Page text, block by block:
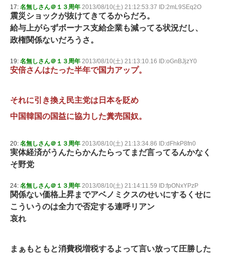
17: 名無しさん＠１３周年 2013/08/10(土) 21:12:53.37 ID:2mL9SEq2O
震災ショックが抜けてきてるからだろ。
給与上がらずボーナス支給企業も減ってる状況だし、
政権関係ないだろうさ。
19: 名無しさん＠１３周年 2013/08/10(土) 21:13:10.16 ID:oGnBJjzY0
安倍さんはたった半年で国力アップ。
それに引き換え民主党は日本を貶め
中国韓国の国益に協力した糞売国奴。
20: 名無しさん＠１３周年 2013/08/10(土) 21:13:34.86 ID:dFhkP8fn0
実体経済がうんたらかんたらってまだ言ってるんかなく
そ野党
24: 名無しさん＠１３周年 2013/08/10(土) 21:14:11.59 ID:fpONxYPzP
関係ない価格上昇までアベノミクスのせいにするくせに
こういうのは全力で否定する連呼リアン
哀れ
まぁもともと消費税増税するよって言い放って圧勝した